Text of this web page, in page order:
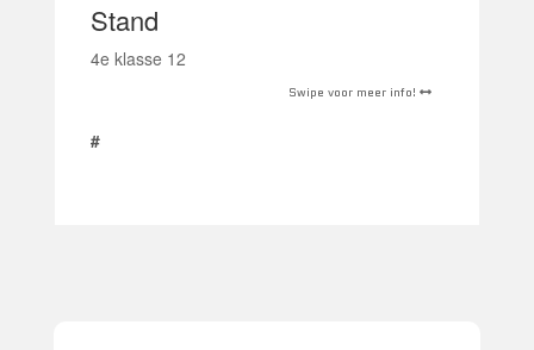
Stand
4e klasse 12
Swipe voor meer info!
#